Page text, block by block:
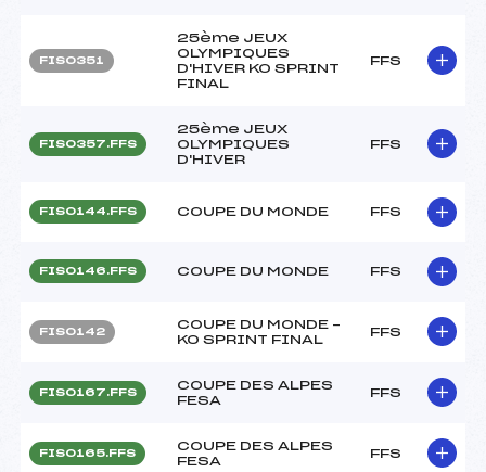
FIS0351
25ème JEUX
OLYMPIQUES
D'HIVER KO SPRINT
FINAL
FFS
FIS0357.FFS
25ème JEUX
OLYMPIQUES
D'HIVER
FFS
FIS0144.FFS COUPE DU MONDE FFS
FIS0146.FFS COUPE DU MONDE FFS
FIS0142
COUPE DU MONDE –
KO SPRINT FINAL
FFS
FIS0167.FFS
COUPE DES ALPES
FESA
FFS
FIS0165.FFS
COUPE DES ALPES
FESA
FFS